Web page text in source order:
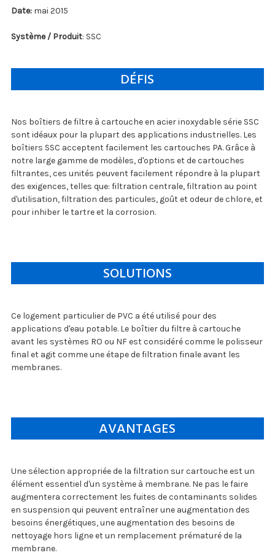
Date:mai 2015
Système / Produit: SSC
DÉFIS
Nos boîtiers de filtre à cartouche en acier inoxydable série SSC
sont idéaux pour la plupart des applications industrielles. Les
boîtiers SSC acceptent facilement les cartouches PA. Grâce à
notre large gamme de modèles, d'options et de cartouches
filtrantes, ces unités peuvent facilement répondre à la plupart
des exigences, telles que: filtration centrale, filtration au point
d'utilisation, filtration des particules, goût et odeur de chlore, et
pour inhiber le tartre et la corrosion.
SOLUTIONS
Ce logement particulier de PVC a été utilisé pour des
applications d'eau potable. Le boîtier du filtre à cartouche
avant les systèmes RO ou NF est considéré comme le polisseur
final et agit comme une étape de filtration finale avant les
membranes.
AVANTAGES
Une sélection appropriée de la filtration sur cartouche est un
élément essentiel d'un système à membrane. Ne pas le faire
augmentera correctement les fuites de contaminants solides
en suspension qui peuvent entraîner une augmentation des
besoins énergétiques, une augmentation des besoins de
nettoyage hors ligne et un remplacement prématuré de la
membrane.